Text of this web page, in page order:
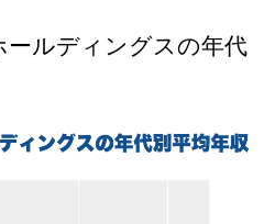
ールディングスの年代